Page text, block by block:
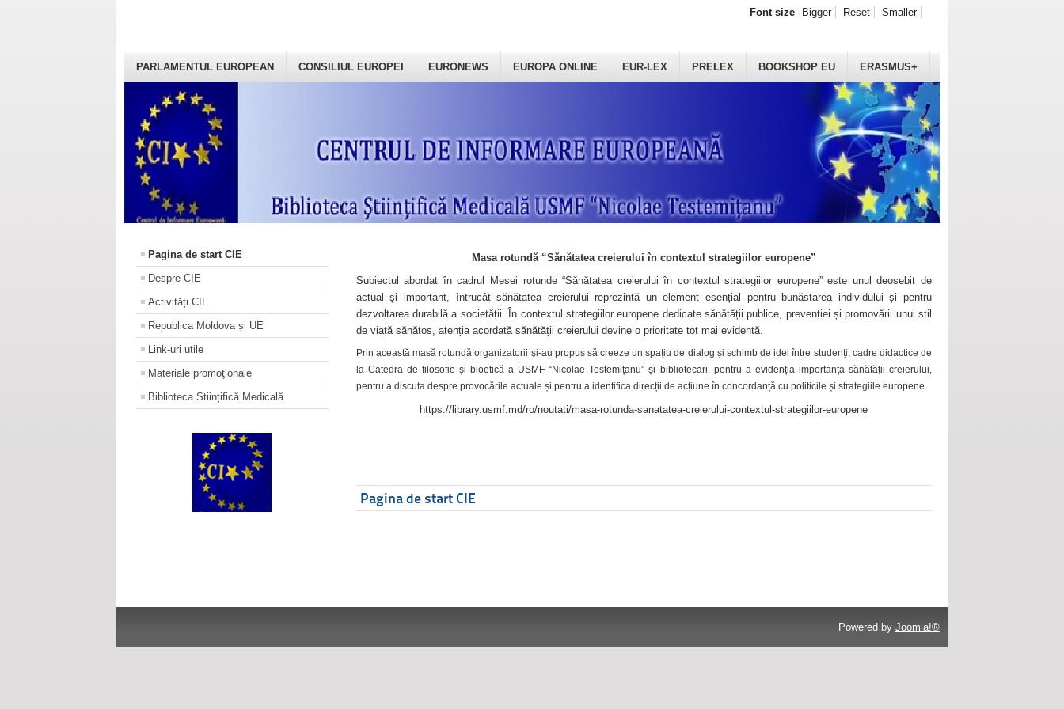
PARLAMENTUL EUROPEAN CONSILIUL EUROPEI EURONEWS EUROPA ONLINE EUR-LEX PRELEX BOOKSHOP EU ERASMUS+
Font size Bigger Reset Smaller
Pagina de start CIE
Despre CIE
Activități CIE
Republica Moldova și UE
Link-uri utile
Materiale promoţionale
Biblioteca Științifică Medicală
Masa rotundă “Sănătatea creierului în contextul strategiilor europene”
Subiectul abordat în cadrul Mesei rotunde “Sănătatea creierului în contextul strategiilor europene” este unul deosebit de
actual și important, întrucât sănătatea creierului reprezintă un element esențial pentru bunăstarea individului și pentru
dezvoltarea durabilă a societății. În contextul strategiilor europene dedicate sănătății publice, prevenției și promovării unui stil
de viață sănătos, atenția acordată sănătății creierului devine o prioritate tot mai evidentă.
Prin această masă rotundă organizatorii şi-au propus să creeze un spațiu de dialog și schimb de idei între studenți, cadre didactice de
la Catedra de filosofie și bioetică a USMF “Nicolae Testemițanu” și bibliotecari, pentru a evidenția importanța sănătății creierului,
pentru a discuta despre provocările actuale și pentru a identifica direcții de acțiune în concordanță cu politicile și strategiile europene.
https://library.usmf.md/ro/noutati/masa-rotunda-sanatatea-creierului-contextul-strategiilor-europene
Pagina de start CIE
Powered by Joomla!®